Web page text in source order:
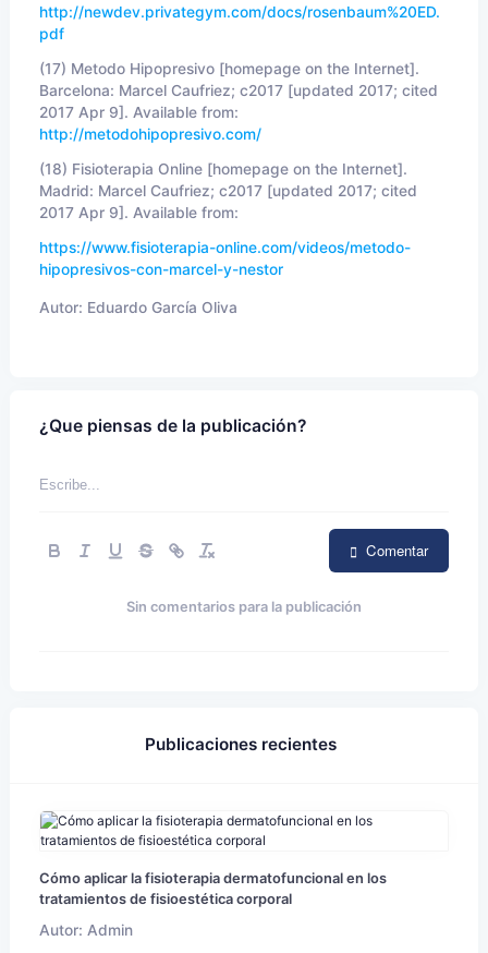
http://newdev.privategym.com/docs/rosenbaum%20ED.
pdf
(17) Metodo Hipopresivo [homepage on the Internet].
Barcelona: Marcel Caufriez; c2017 [updated 2017; cited
2017 Apr 9]. Available from:
http://metodohipopresivo.com/
(18) Fisioterapia Online [homepage on the Internet].
Madrid: Marcel Caufriez; c2017 [updated 2017; cited
2017 Apr 9]. Available from:
https://www.fisioterapia-online.com/videos/metodo-
hipopresivos-con-marcel-y-nestor
Autor: Eduardo García Oliva
¿Que piensas de la publicación?
Comentar
Sin comentarios para la publicación
Publicaciones recientes
Cómo aplicar la fisioterapia dermatofuncional en los
tratamientos de fisioestética corporal
Autor: Admin